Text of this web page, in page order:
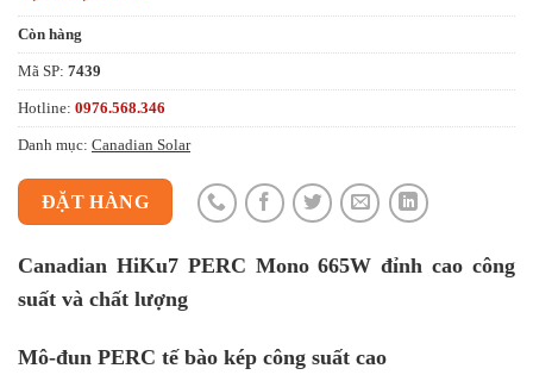
Còn hàng
Mã SP: 7439
Hotline: 0976.568.346
Danh mục: Canadian Solar
ĐẶT HÀNG
Canadian HiKu7 PERC Mono 665W đỉnh cao công
suất và chất lượng
Mô-đun PERC tế bào kép công suất cao